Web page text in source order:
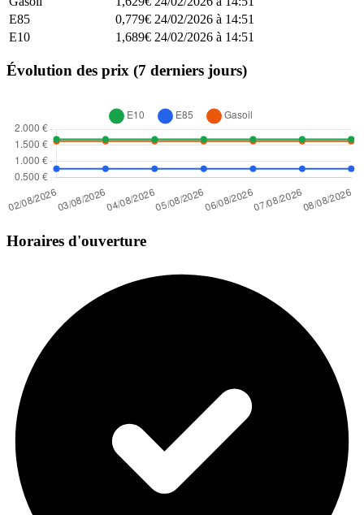
E85
0,779€ 24/02/2026 à 14:51
E10
1,689€ 24/02/2026 à 14:51
Évolution des prix (7 derniers jours)
Horaires d'ouverture